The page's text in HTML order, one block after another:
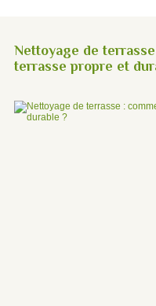
Nettoyage de
terrasse propre et